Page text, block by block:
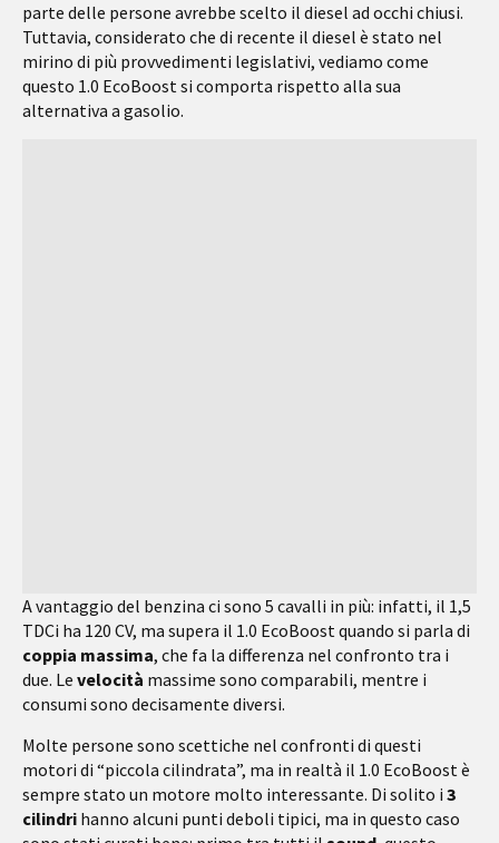
parte delle persone avrebbe scelto il diesel ad occhi chiusi.
Tuttavia, considerato che di recente il diesel è stato nel
mirino di più provvedimenti legislativi, vediamo come
questo 1.0 EcoBoost si comporta rispetto alla sua
alternativa a gasolio.
A vantaggio del benzina ci sono 5 cavalli in più: infatti, il 1,5
TDCi ha 120 CV, ma supera il 1.0 EcoBoost quando si parla di
coppia massima, che fa la differenza nel confronto tra i
due. Le velocità massime sono comparabili, mentre i
consumi sono decisamente diversi.
Molte persone sono scettiche nel confronti di questi
motori di “piccola cilindrata”, ma in realtà il 1.0 EcoBoost è
sempre stato un motore molto interessante. Di solito i 3
cilindri hanno alcuni punti deboli tipici, ma in questo caso